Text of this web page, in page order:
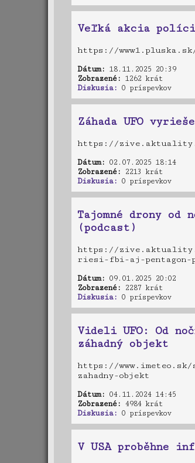
Veľká akcia
https://
Dátum: 18.11.2025 20:39
Zobrazené: 1262 krát
Diskusia: 0 príspevkov
Záhada UFO
https://
Dátum: 02.07.2025 18:14
Zobrazené: 2213 krát
Diskusia: 0 príspevkov
Tajomné drony
(podcast)
https://
riesi-fbi-aj-pentagon-
Dátum: 09.01.2025 20:02
Zobrazené: 2287 krát
Diskusia: 0 príspevkov
Videli UFO: Od
záhadný objekt
https://www.imeteo.sk/
zahadny-objekt
Dátum: 04.11.2024 14:45
Zobrazené: 4984 krát
Diskusia: 0 príspevkov
V USA proběhne